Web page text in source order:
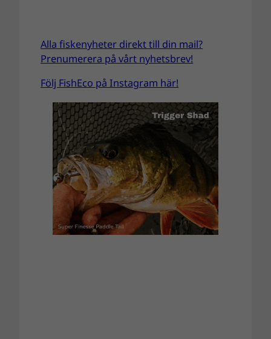
Alla fiskenyheter direkt till din mail?
Prenumerera på vårt nyhetsbrev!
Följ FishEco på Instagram här!